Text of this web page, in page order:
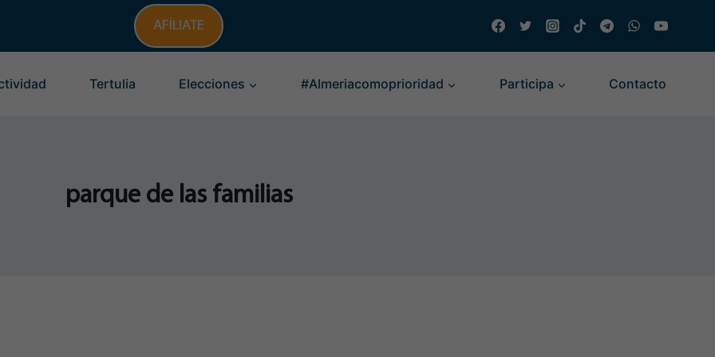
AFÍLIATE
Tertulia Elecciones #Almeriacomoprioridad Participa Contacto
parque de las familias